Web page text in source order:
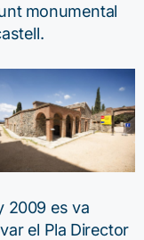
monumental
2009 es va
el Pla Director